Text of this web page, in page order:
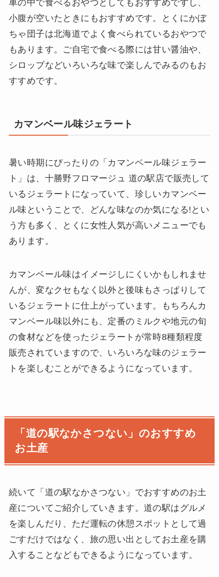
車の中で食べるおやつとしてもおすすめですし、
小腹が空いたときにもおすすめです。とくにかぼ
ちゃ団子は北海道でよく食べられているおやつで
もあります。ご自宅で食べる際には甘い醤油や、
シロップなどいろいろな味で楽しんでみるのもお
すすめです。
カマンベール味ジェラート
暑い時期にぴったりの「カマンベール味ジェラー
ト」は、十勝野フロマージュ 道の駅店で販売して
いるジェラートになっていて、珍しいカマンベー
ル味ということで、どんな味なのか気になる!とい
う方も多く、とくに女性人気が高いメニューでも
あります。
カマンベール味はイメージしにくいかもしれませ
んが、変なクセもなく以外と後味もさっぱりして
いるジェラートに仕上がっています。もちろんカ
マンベール味以外にも、定番のミルクや地元の旬
の食材などを使ったジェラートが常時8種類程度
販売されていますので、いろいろな味のジェラー
トを楽しむことができるようになっています。
「道の駅なかさつない」のおすすめ
お土産
続いて「道の駅なかさつない」でおすすめのお土
産についてご紹介していきます。道の駅はグルメ
を楽しんだり、ただ運転の休憩スポットとして過
ごすだけではなく、旅の思い出としてお土産を購
入することなどもできるようになっています。